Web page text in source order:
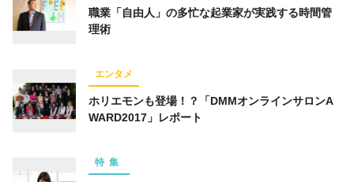
職業「自由人」の多忙な起業家が実践する時間管
理術
エンタメ
ホリエモンも登場！？「DMMオンラインサロンA
WARD2017」レポート
特集